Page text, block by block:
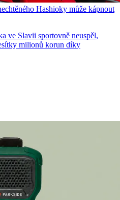
Hashioky může kápnout
ve Slavii sportovně neuspěl,
milionů korun díky